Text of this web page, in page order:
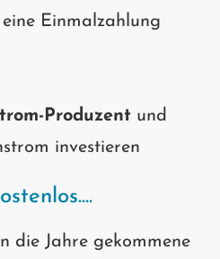
Einmalzahlung
Produzent und
investieren
die Jahre gekommene